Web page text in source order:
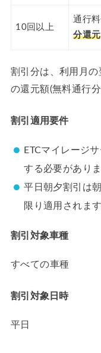
10回以上
通行
分還元
割引分は、利用月の
の還元額(無料通行
割引適用要件
ETCマイレージ
する必要がありま
平日朝夕割引は
限り適用されます
割引対象車種
すべての車種
割引対象日時
平日